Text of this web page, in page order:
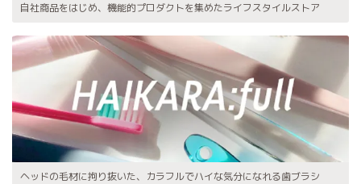
自社商品をはじめ、機能的プロダクトを集めたライフスタイルストア
ヘッドの毛材に拘り抜いた、カラフルでハイな気分になれる歯ブラシ